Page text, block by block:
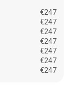
€247
€247
€247
€247
€247
€247
€247